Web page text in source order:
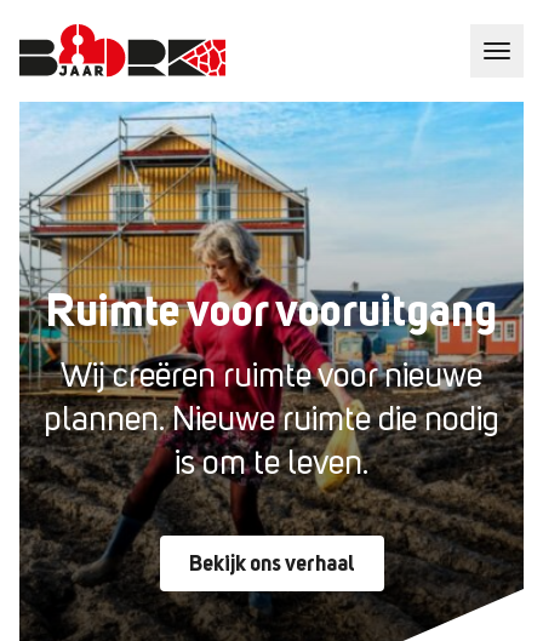
Ruimte voor vooruitgang
Wij creëren ruimte voor nieuwe
plannen.Nieuwe ruimte die nodig
is om te leven.
Bekijk ons verhaal